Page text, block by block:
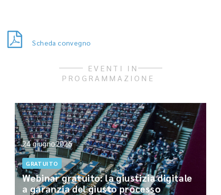
Scheda convegno
EVENTI IN
PROGRAMMAZIONE
24 giugno2026
GRATUITO
Webinar gratuito: la giustizia digitale
a garanzia del giusto processo